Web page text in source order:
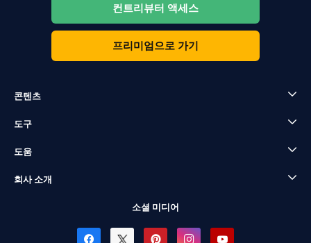
컨트리뷰터 액세스
프리미엄으로 가기
콘텐츠
도구
도움
회사 소개
소셜 미디어